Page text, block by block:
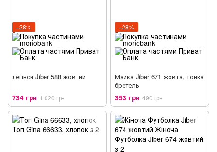
−28%
легінси Jiber 588 жовтий
734 грн 1 020 грн
−28%
Майка Jiber 671 жовта, тонка
бретель
353 грн 490 грн